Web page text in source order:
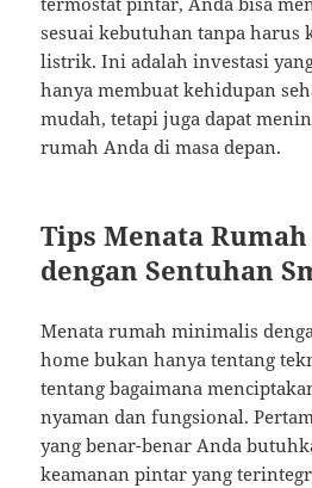
sesuai kebutuhan tanpa harus
listrik. Ini adalah investasi
hanya membuat kehidupan
mudah, tetapi juga dapat
rumah Anda di masa depan.
Tips Menata
dengan Sentuhan
Menata rumah minimalis
home bukan hanya tentang
tentang bagaimana
nyaman dan fungsional.
yang benar-benar Anda
keamanan pintar yang